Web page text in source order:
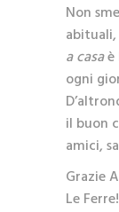
Non
a casaè
ogni
il buon
amici,
Grazie
Le Ferre!